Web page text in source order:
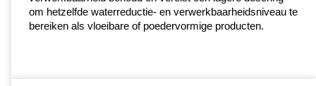
om hetzelfde waterreductie- en verwerkbaarheidsniveau te
bereiken als vloeibare of poedervormige producten.